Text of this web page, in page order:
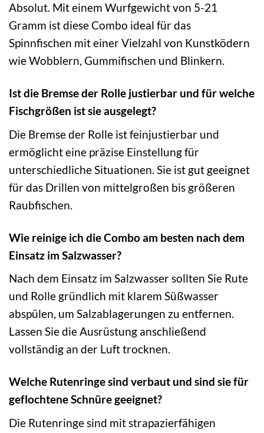
Absolut. Mit einem Wurfgewicht von 5-21
Gramm ist diese Combo ideal für das
Spinnfischen mit einer Vielzahl von Kunstködern
wie Wobblern, Gummifischen und Blinkern.
Ist die Bremse der Rolle justierbar und für welche
Fischgrößen ist sie ausgelegt?
Die Bremse der Rolle ist feinjustierbar und
ermöglicht eine präzise Einstellung für
unterschiedliche Situationen. Sie ist gut geeignet
für das Drillen von mittelgroßen bis größeren
Raubfischen.
Wie reinige ich die Combo am besten nach dem
Einsatz im Salzwasser?
Nach dem Einsatz im Salzwasser sollten Sie Rute
und Rolle gründlich mit klarem Süßwasser
abspülen, um Salzablagerungen zu entfernen.
Lassen Sie die Ausrüstung anschließend
vollständig an der Luft trocknen.
Welche Rutenringe sind verbaut und sind sie für
geflochtene Schnüre geeignet?
Die Rutenringe sind mit strapazierfähigen